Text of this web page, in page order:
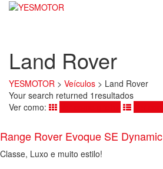
Land Rover
YESMOTOR > Veículos > Land Rover
Your search returned 1resultados
Ver como:
Range Rover Evoque SE Dynamic
Classe, Luxo e muito estilo!